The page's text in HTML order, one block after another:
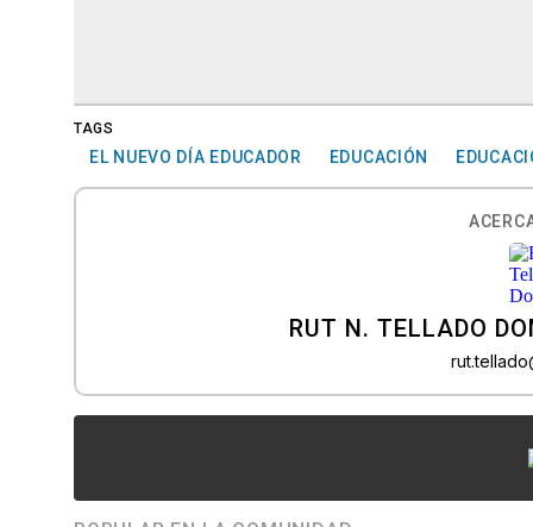
TAGS
EL NUEVO DÍA EDUCADOR EDUCACIÓN
RUT N. TELLADO